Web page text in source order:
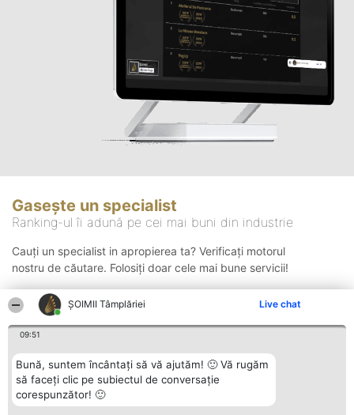
ȘOIMII Tâmplăriei Live chat
09:51
Bună, suntem încântați să vă ajutăm! 🙂 Vă rugăm
să faceți clic pe subiectul de conversație
corespunzător! 🙂
Gasește un specialist
Ranking-ul îi adună pe cei mai buni din industrie
Cauți un specialist in apropierea ta? Verificați motorul
nostru de căutare. Folosiți doar cele mai bune servicii!